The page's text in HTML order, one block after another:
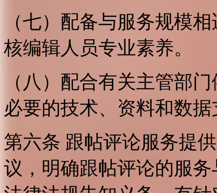
（七）配备与服务规模
核编辑人员专业素养。
（八）配合有关主管部
必要的技术、资料和数
第六条 跟帖评论服务提
议，明确跟帖评论的服